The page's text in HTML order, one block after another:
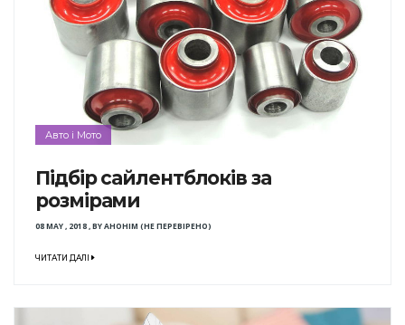
Авто і Мото
Підбір сайлентблоків за
розмірами
08 MAY , 2018,BYАНОНІМ (НЕ ПЕРЕВІРЕНО)
ЧИТАТИ ДАЛІ